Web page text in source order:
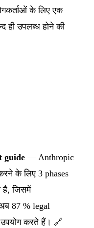
के लिए एक
ही उपलब्ध होने की
guide — Anthropic
के लिए 3 phases
है, जिसमें
87 % legal
करते हैं। 🔗